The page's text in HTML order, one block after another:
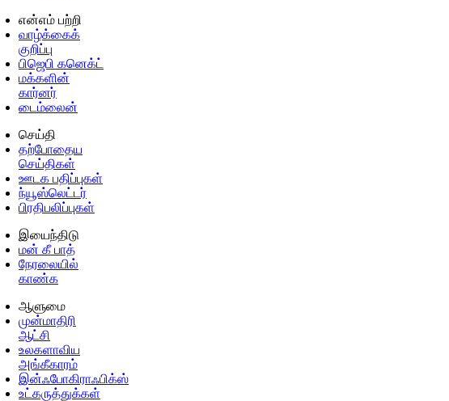
என்எம் பற்றி
வாழ்க்கைக்
குறிப்பு
பிஜெபி கனெக்ட்
மக்களின்
கார்னர்
டைம்லைன்
செய்தி
தற்போதைய
செய்திகள்
ஊடக பதிப்புகள்
ந்யூஸ்லெட்டர்
பிரதிபலிப்புகள்
இயைந்திடு
மன் கீ பாத்
நேரலையில்
காண்க
ஆளுமை
முன்மாதிரி
ஆட்சி
உலகளாவிய
அங்கீகாரம்
இன்ஃபோகிராஃபிக்ஸ்
உட்கருத்துக்கள்